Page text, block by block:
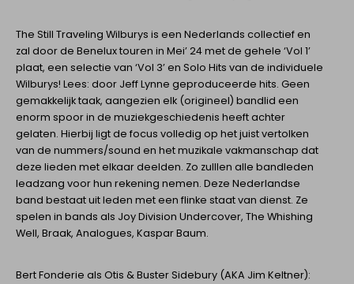
The Still Traveling Wilburys is een Nederlands collectief en
zal door de Benelux touren in Mei’ 24 met de gehele ‘Vol 1’
plaat, een selectie van ‘Vol 3’ en Solo Hits van de individuele
Wilburys! Lees: door Jeff Lynne geproduceerde hits. Geen
gemakkelijk taak, aangezien elk (origineel) bandlid een
enorm spoor in de muziekgeschiedenis heeft achter
gelaten. Hierbij ligt de focus volledig op het juist vertolken
van de nummers/sound en het muzikale vakmanschap dat
deze lieden met elkaar deelden. Zo zulllen alle bandleden
leadzang voor hun rekening nemen. Deze Nederlandse
band bestaat uit leden met een flinke staat van dienst. Ze
spelen in bands als Joy Division Undercover, The Whishing
Well, Braak, Analogues, Kaspar Baum.
Bert Fonderie als Otis & Buster Sidebury (AKA Jim Keltner):